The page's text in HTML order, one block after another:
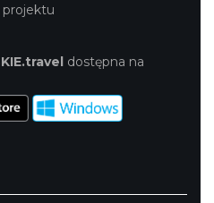
projektu
dostępna na